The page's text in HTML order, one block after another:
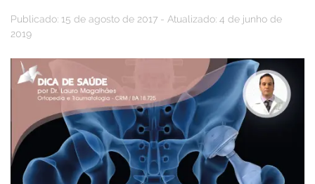
Publicado: 15 de agosto de 2017 - Atualizado: 4 de junho de
2019